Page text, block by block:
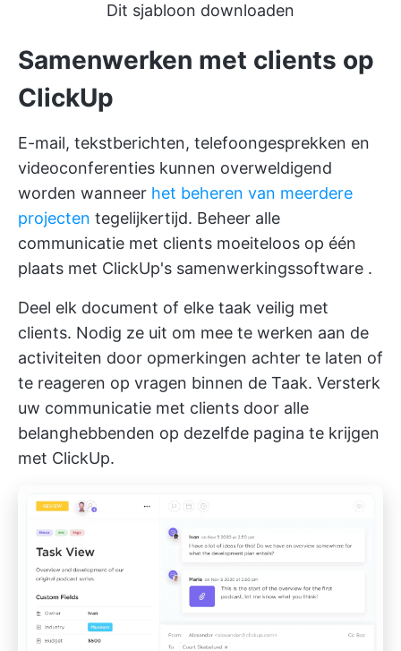
Dit sjabloon downloaden
Samenwerken met clients op
ClickUp
E-mail, tekstberichten, telefoongesprekken en
videoconferenties kunnen overweldigend
worden wanneer het beheren van meerdere
projecten tegelijkertijd. Beheer alle
communicatie met clients moeiteloos op één
plaats met ClickUp's samenwerkingssoftware .
Deel elk document of elke taak veilig met
clients. Nodig ze uit om mee te werken aan de
activiteiten door opmerkingen achter te laten of
te reageren op vragen binnen de Taak. Versterk
uw communicatie met clients door alle
belanghebbenden op dezelfde pagina te krijgen
met ClickUp.